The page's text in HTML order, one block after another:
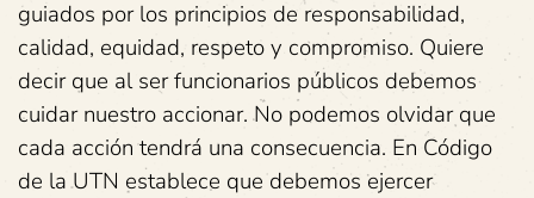
guiados por los principios de responsabilidad,
calidad, equidad, respeto y compromiso. Quiere
decir que al ser funcionarios públicos debemos
cuidar nuestro accionar. No podemos olvidar que
cada acción tendrá una consecuencia. En Código
de la UTN establece que debemos ejercer